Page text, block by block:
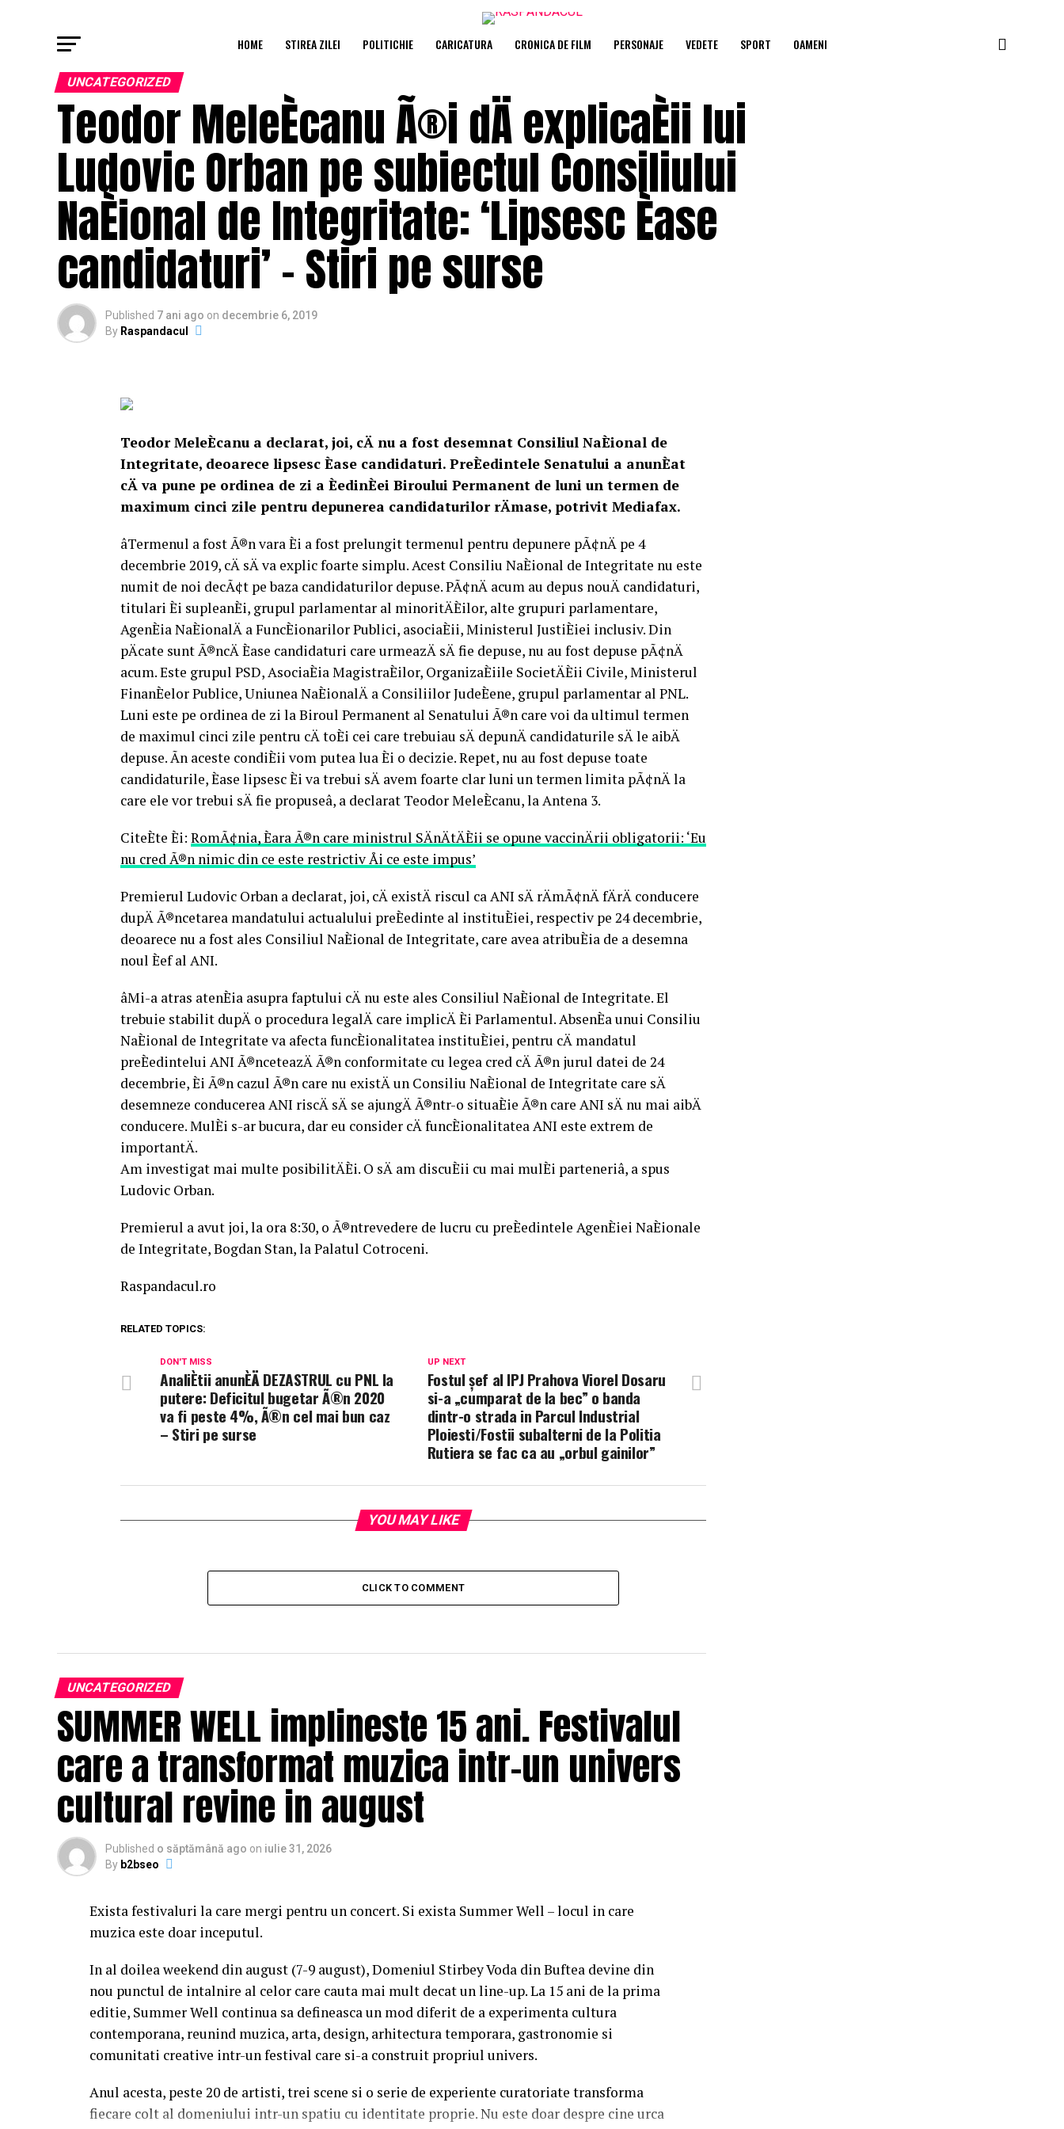
HOME STIREA ZILEI POLITICHIE CARICATURA CRONICA DE FILM PERSONAJE VEDETE SPORT OAMENI
UNCATEGORIZED
Teodor MeleÈcanu Ã®i dÄ explicaÈii lui
Ludovic Orban pe subiectul Consiliului
NaÈional de Integritate: ‘Lipsesc Èase
candidaturi’ – Stiri pe surse
Published 7 ani ago on decembrie 6, 2019
By Raspandacul
Teodor MeleÈcanu a declarat, joi, cÄ nu a fost desemnat Consiliul NaÈional de
Integritate, deoarece lipsesc Èase candidaturi. PreÈedintele Senatului a anunÈat
cÄ va pune pe ordinea de zi a ÈedinÈei Biroului Permanent de luni un termen de
maximum cinci zile pentru depunerea candidaturilor rÄmase, potrivit Mediafax.
âTermenul a fost Ã®n vara Èi a fost prelungit termenul pentru depunere pÃ¢nÄ pe 4
decembrie 2019, cÄ sÄ va explic foarte simplu. Acest Consiliu NaÈional de Integritate nu este
numit de noi decÃ¢t pe baza candidaturilor depuse. PÃ¢nÄ acum au depus nouÄ candidaturi,
titulari Èi supleanÈi, grupul parlamentar al minoritÄÈilor, alte grupuri parlamentare,
AgenÈia NaÈionalÄ a FuncÈionarilor Publici, asociaÈii, Ministerul JustiÈiei inclusiv. Din
pÄcate sunt Ã®ncÄ Èase candidaturi care urmeazÄ sÄ fie depuse, nu au fost depuse pÃ¢nÄ
acum. Este grupul PSD, AsociaÈia MagistraÈilor, OrganizaÈiile SocietÄÈii Civile, Ministerul
FinanÈelor Publice, Uniunea NaÈionalÄ a Consiliilor JudeÈene, grupul parlamentar al PNL.
Luni este pe ordinea de zi la Biroul Permanent al Senatului Ã®n care voi da ultimul termen
de maximul cinci zile pentru cÄ toÈi cei care trebuiau sÄ depunÄ candidaturile sÄ le aibÄ
depuse. Ãn aceste condiÈii vom putea lua Èi o decizie. Repet, nu au fost depuse toate
candidaturile, Èase lipsesc Èi va trebui sÄ avem foarte clar luni un termen limita pÃ¢nÄ la
care ele vor trebui sÄ fie propuseâ, a declarat Teodor MeleÈcanu, la Antena 3.
CiteÈte Èi: RomÃ¢nia, Èara Ã®n care ministrul SÄnÄtÄÈii se opune vaccinÄrii obligatorii: ‘Eu
nu cred Ã®n nimic din ce este restrictiv Åi ce este impus’
Premierul Ludovic Orban a declarat, joi, cÄ existÄ riscul ca ANI sÄ rÄmÃ¢nÄ fÄrÄ conducere
dupÄ Ã®ncetarea mandatului actualului preÈedinte al instituÈiei, respectiv pe 24 decembrie,
deoarece nu a fost ales Consiliul NaÈional de Integritate, care avea atribuÈia de a desemna
noul Èef al ANI.
âMi-a atras atenÈia asupra faptului cÄ nu este ales Consiliul NaÈional de Integritate. El
trebuie stabilit dupÄ o procedura legalÄ care implicÄ Èi Parlamentul. AbsenÈa unui Consiliu
NaÈional de Integritate va afecta funcÈionalitatea instituÈiei, pentru cÄ mandatul
preÈedintelui ANI Ã®nceteazÄ Ã®n conformitate cu legea cred cÄ Ã®n jurul datei de 24
decembrie, Èi Ã®n cazul Ã®n care nu existÄ un Consiliu NaÈional de Integritate care sÄ
desemneze conducerea ANI riscÄ sÄ se ajungÄ Ã®ntr-o situaÈie Ã®n care ANI sÄ nu mai aibÄ
conducere. MulÈi s-ar bucura, dar eu consider cÄ funcÈionalitatea ANI este extrem de
importantÄ.
Am investigat mai multe posibilitÄÈi. O sÄ am discuÈii cu mai mulÈi parteneriâ, a spus
Ludovic Orban.
Premierul a avut joi, la ora 8:30, o Ã®ntrevedere de lucru cu preÈedintele AgenÈiei NaÈionale
de Integritate, Bogdan Stan, la Palatul Cotroceni.
Raspandacul.ro
RELATED TOPICS:
UP NEXT
Fostul şef al IPJ Prahova Viorel Dosaru
si-a „cumparat de la bec” o banda
dintr-o strada in Parcul Industrial
Ploiesti/Fostii subalterni de la Politia
Rutiera se fac ca au „orbul gainilor”
DON'T MISS
AnaliÈtii anunÈÄ DEZASTRUL cu PNL la
putere: Deficitul bugetar Ã®n 2020
va fi peste 4%, Ã®n cel mai bun caz
– Stiri pe surse
YOU MAY LIKE
CLICK TO COMMENT
UNCATEGORIZED
SUMMER WELL implineste 15 ani. Festivalul
care a transformat muzica intr-un univers
cultural revine in august
Published o săptămână ago on iulie 31, 2026
By b2bseo
Exista festivaluri la care mergi pentru un concert. Si exista Summer Well – locul in care
muzica este doar inceputul.
In al doilea weekend din august (7-9 august), Domeniul Stirbey Voda din Buftea devine din
nou punctul de intalnire al celor care cauta mai mult decat un line-up. La 15 ani de la prima
editie, Summer Well continua sa defineasca un mod diferit de a experimenta cultura
contemporana, reunind muzica, arta, design, arhitectura temporara, gastronomie si
comunitati creative intr-un festival care si-a construit propriul univers.
Anul acesta, peste 20 de artisti, trei scene si o serie de experiente curatoriate transforma
fiecare colt al domeniului intr-un spatiu cu identitate proprie. Nu este doar despre cine urca